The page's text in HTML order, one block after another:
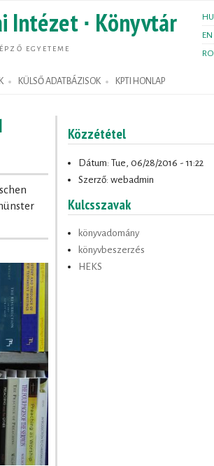
content
Intézet ∙ Könyvtár
EGYETEME
HU
EN
RO
KÜLSŐ ADATBÁZISOK KPTI HONLAP
Közzététel
Dátum: Tue, 06/28/2016 - 11:22
Szerző: webadmin
Kulcsszavak
könyvadomány
könyvbeszerzés
HEKS